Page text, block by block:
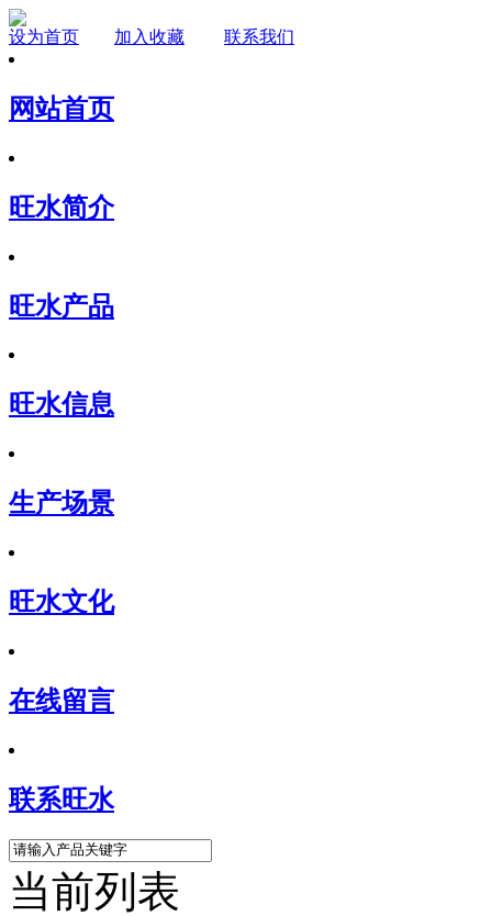
设为首页 加入收藏 联系我们
网站首页
旺水简介
旺水产品
旺水信息
生产场景
旺水文化
在线留言
联系旺水
当前列表